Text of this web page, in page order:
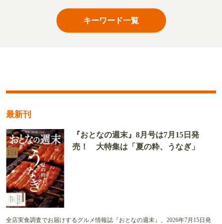
キーワード一覧
最新刊
『おとなの週末』8月号は7月15日発
売！ 大特集は「夏の粋、うなぎ」
全店実食調査でお届けするグルメ情報誌『おとなの週末』。2026年7月15日発